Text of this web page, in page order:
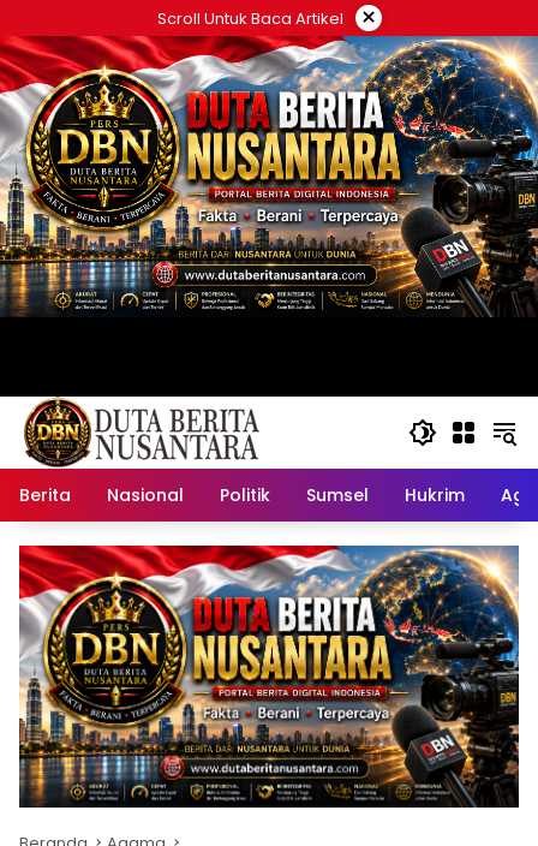
ke
konten
Scroll Untuk Baca Artikel ×
Berita Nasional Politik Sumsel Hukrim